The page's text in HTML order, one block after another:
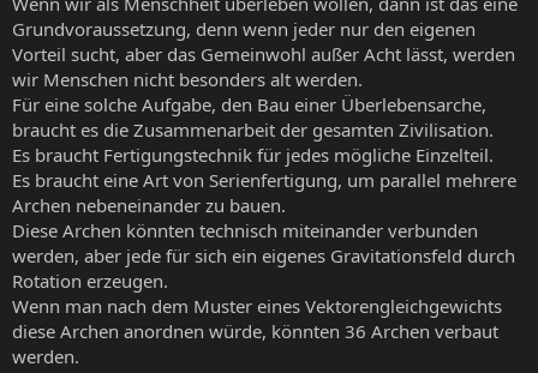
Grundvoraussetzung, denn wenn jeder nur den eigenen
Vorteil sucht, aber das Gemeinwohl außer Acht lässt, werden
wir Menschen nicht besonders alt werden.
Für eine solche Aufgabe, den Bau einer Überlebensarche,
braucht es die Zusammenarbeit der gesamten Zivilisation.
Es braucht Fertigungstechnik für jedes mögliche Einzelteil.
Es braucht eine Art von Serienfertigung, um parallel mehrere
Archen nebeneinander zu bauen.
Diese Archen könnten technisch miteinander verbunden
werden, aber jede für sich ein eigenes Gravitationsfeld durch
Rotation erzeugen.
Wenn man nach dem Muster eines Vektorengleichgewichts
diese Archen anordnen würde, könnten 36 Archen verbaut
werden.